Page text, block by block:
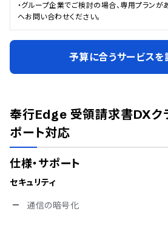
・グループ企業でご検討の場合、専用プランが
へお問い合わせください。
予算に合うサービスを
奉行Edge 受領請求書DXク
ポート対応
仕様・サポート
セキュリティ
通信の暗号化